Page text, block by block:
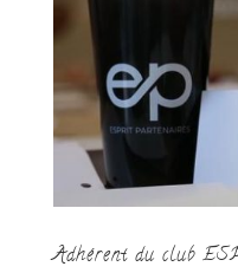
Adhérent du club